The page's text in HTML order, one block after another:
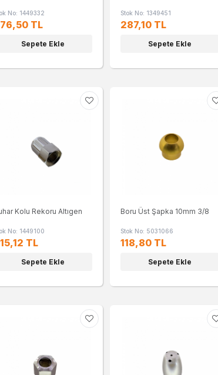
No: 1449332
TL
Sepete Ekle
Stok No: 1349451
287,10 TL
Sepete Ekle
Kolu Rekoru Altıgen
No: 1449100
TL
Sepete Ekle
Boru Üst Şapka 10mm 3/8
Stok No: 5031066
118,80 TL
Sepete Ekle